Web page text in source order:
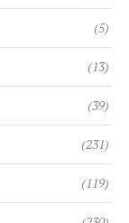
(5)
(13)
(39)
(231)
(119)